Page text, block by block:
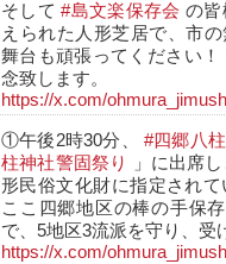
そして#島文楽保存会 の
えられた人形芝居で、市
舞台も頑張ってください
念致します。
https://x.com/
①午後2時30分、#四郷八
柱神社警固祭り
」に出席
形民俗文化財に指定され
ここ四郷地区の棒の手保
で、5地区3流派を守り、受
https://x.com/